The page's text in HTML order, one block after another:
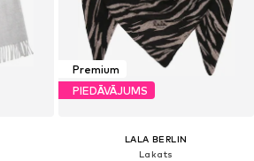
Premium
PIEDĀVĀJUMS
LALA BERLIN
Lakats